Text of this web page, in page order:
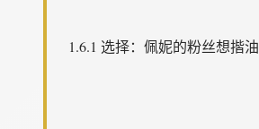
1.6.1 选择：佩妮的粉丝想揩油